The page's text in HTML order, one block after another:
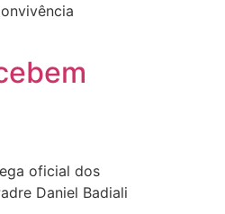
oficial dos
Daniel Badiali